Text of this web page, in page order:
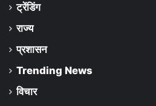
ट्रेंडिंग
राज्य
प्रशासन
Trending News
विचार